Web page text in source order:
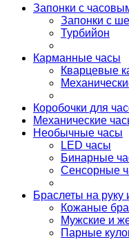
Запонки с
Запонки с
Турбийон
Карманные часы
Кварцевые
Коробочки для
Механические
Необычные часы
LED часы
Бинарные
Сенсорные
Браслеты на руку
Кожаные
Мужские и
Парные